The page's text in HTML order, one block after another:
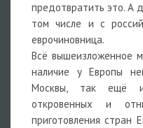
предотвратить это. А
том числе и с
еврочиновница.
Всё вышеизложенное
наличие у Европы
Москвы, так ещё
откровенных и
приготовления стран